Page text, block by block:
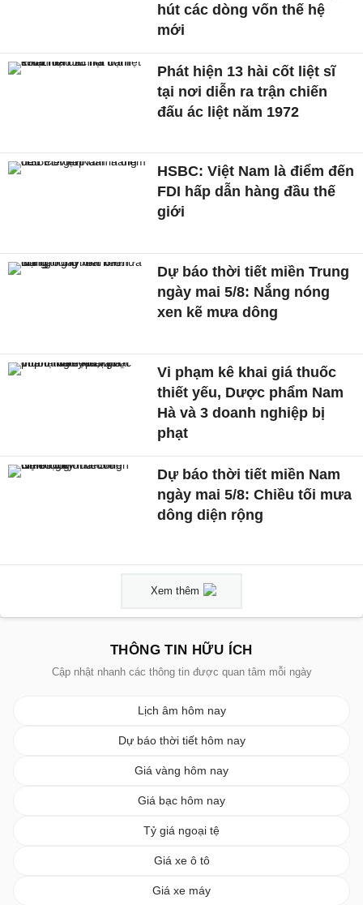
hút các dòng vốn thế hệ
mới
Phát hiện 13 hài cốt liệt sĩ
tại nơi diễn ra trận chiến
đấu ác liệt năm 1972
HSBC: Việt Nam là điểm đến
FDI hấp dẫn hàng đầu thế
giới
Dự báo thời tiết miền Trung
ngày mai 5/8: Nắng nóng
xen kẽ mưa dông
Vi phạm kê khai giá thuốc
thiết yếu, Dược phẩm Nam
Hà và 3 doanh nghiệp bị
phạt
Dự báo thời tiết miền Nam
ngày mai 5/8: Chiều tối mưa
dông diện rộng
Xem thêm
THÔNG TIN HỮU ÍCH
Cập nhật nhanh các thông tin được quan tâm mỗi ngày
Lịch âm hôm nay
Dự báo thời tiết hôm nay
Giá vàng hôm nay
Giá bạc hôm nay
Tỷ giá ngoại tệ
Giá xe ô tô
Giá xe máy